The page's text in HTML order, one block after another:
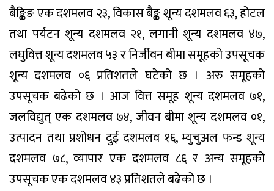
बैङ्किङ एक दशमलव २३, विकास बैङ्क शून्य दशमलव ६३, होटल
तथा पर्यटन शून्य दशमलव २१, लगानी शून्य दशमलव ४७,
लघुवित्त शून्य दशमलव ५३ र निर्जीवन बीमा समूहको उपसूचक
शून्य दशमलव ०६ प्रतिशतले घटेको छ । अरु समूहको
उपसूचक बढेको छ । आज वित्त समूह शून्य दशमलव ७१,
जलविद्युत् एक दशमलव ७४, जीवन बीमा शून्य दशमलव ०१,
उत्पादन तथा प्रशोधन दुई दशमलव १६, म्युचुअल फन्ड शून्य
दशमलव ७८, व्यापार एक दशमलव ८६ र अन्य समूहको
उपसूचक एक दशमलव ४३ प्रतिशतले बढेको छ ।